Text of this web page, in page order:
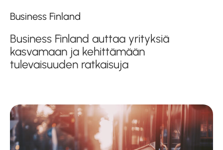
Business Finland
Business Finland auttaa yrityksiä
kasvamaan ja kehittämään
tulevaisuuden ratkaisuja